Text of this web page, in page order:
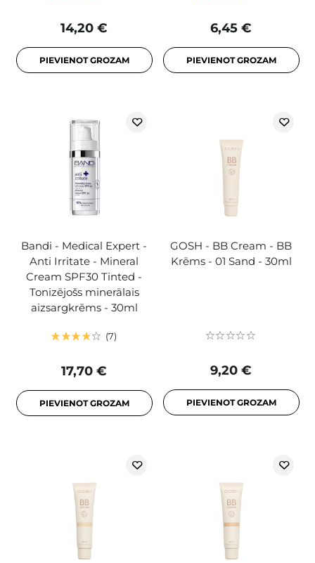
14,20 €
PIEVIENOT GROZAM
6,45 €
PIEVIENOT GROZAM
Bandi - Medical Expert -
Anti Irritate - Mineral
Cream SPF30 Tinted -
Tonizējošs minerālais
aizsargkrēms - 30ml
7
17,70 €
PIEVIENOT GROZAM
GOSH - BB Cream - BB
Krēms - 01 Sand - 30ml
9,20 €
PIEVIENOT GROZAM